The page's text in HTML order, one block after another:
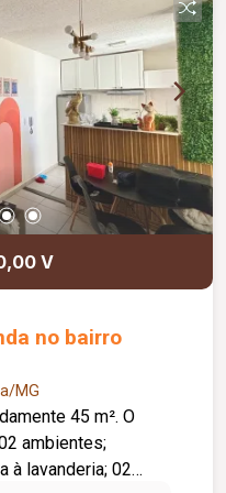
V
no bairro
MG
45 m². O
ambientes;
à lavanderia; 02